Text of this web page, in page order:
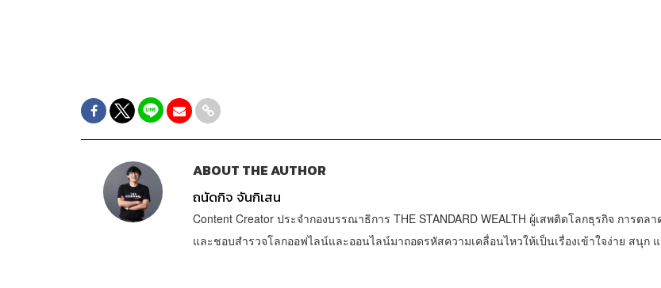
ABOUT THE AUTHOR
ถนัดกิจ จันกิเสน
Content Creator ประจำกองบรรณาธิการ THE STANDARD WEALTH ผู้เสพติดโลกธุรกิจ การตล
และชอบสำรวจโลกออฟไลน์และออนไลน์มาถอดรหัสความเคลื่อนไหวให้เป็นเรื่องเข้าใจง่าย สนุก แ